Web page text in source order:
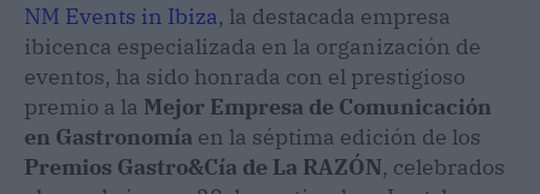
NM Events in Ibiza, la destacada empresa
ibicenca especializada en la organización de
eventos, ha sido honrada con el prestigioso
premio a la Mejor Empresa de Comunicación
en Gastronomía en la séptima edición de los
Premios Gastro&Cía de La RAZÓN, celebrados